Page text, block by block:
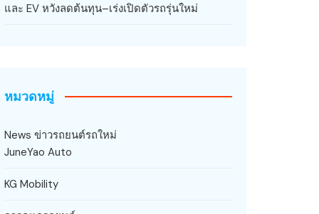
และ EV หวังลดต้นทุน–เร่งเปิดตัวรถรุ่นใหม่
หมวดหมู่
News ข่าวรถยนต์รถใหม่
JuneYao Auto
KG Mobility